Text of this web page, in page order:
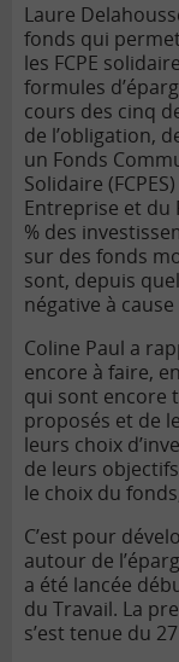
Laure
fonds qui
les FCPE
formules
cours des cinq
de l’obligation,
un Fonds
Solidaire
Entreprise et du
% des
sur des fonds
sont, depuis
négative à
Coline Paul a
encore à faire,
qui sont encore
proposés et de
leurs choix
de leurs
le choix du
C’est pour
autour de
a été lancée
du Travail. La
s’est tenue du